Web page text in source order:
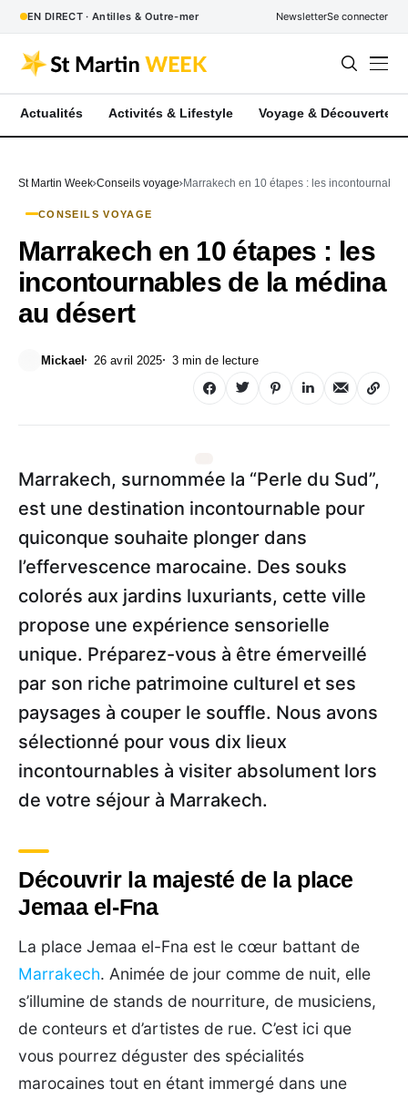
EN DIRECT · Antilles & Outre-mer NewsletterSe connecter
Actualités Activités & Lifestyle Voyage & Découverte
St Martin Week Conseils voyage Marrakech en 10 étapes : les
CONSEILS VOYAGE
Marrakech en 10 étapes : les
incontournables de la médina
au désert
Mickael 26 avril 2025 3 min de lecture
Marrakech, surnommée la “Perle du Sud”,
est une destination incontournable pour
quiconque souhaite plonger dans
l’effervescence marocaine. Des souks
colorés aux jardins luxuriants, cette ville
propose une expérience sensorielle
unique. Préparez-vous à être émerveillé
par son riche patrimoine culturel et ses
paysages à couper le souffle. Nous avons
sélectionné pour vous dix lieux
incontournables à visiter absolument lors
de votre séjour à Marrakech.
Découvrir la majesté de la place
Jemaa el-Fna
La place Jemaa el-Fna est le cœur battant de
Marrakech. Animée de jour comme de nuit, elle
s’illumine de stands de nourriture, de musiciens,
de conteurs et d’artistes de rue. C’est ici que
vous pourrez déguster des spécialités
marocaines tout en étant immergé dans une